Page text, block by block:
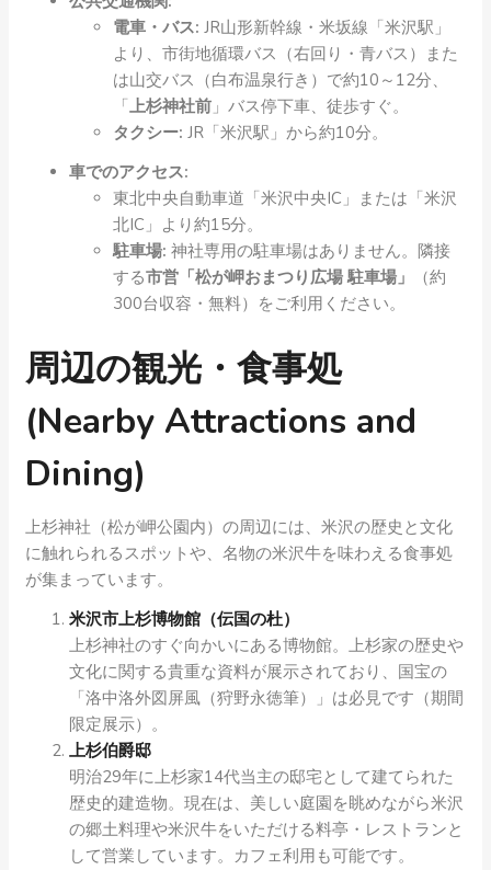
電車・バス: JR山形新幹線・米坂線「米沢駅」
より、市街地循環バス（右回り・青バス）また
は山交バス（白布温泉行き）で約10～12分、
「上杉神社前 」バス停下車、徒歩すぐ。
タクシー: JR「米沢駅」から約10分。
車でのアクセス:
東北中央自動車道「米沢中央IC」または「米沢
北IC」より約15分。
駐車場: 神社専用の駐車場はありません。隣接
する市営「松が岬おまつり広場 駐車場」
（約
300台収容・無料）をご利用ください。
周辺の観光・食事処
(Nearby Attractions and
Dining)
上杉神社（松が岬公園内）の周辺には、米沢の歴史と文化
に触れられるスポットや、名物の米沢牛を味わえる食事処
が集まっています。
米沢市上杉博物館（伝国の杜）
上杉神社のすぐ向かいにある博物館。上杉家の歴史や
文化に関する貴重な資料が展示されており、国宝の
「洛中洛外図屏風（狩野永徳筆）」は必見です（期間
限定展示）。
上杉伯爵邸
明治29年に上杉家14代当主の邸宅として建てられた
歴史的建造物。現在は、美しい庭園を眺めながら米沢
の郷土料理や米沢牛をいただける料亭・レストランと
して営業しています。カフェ利用も可能です。